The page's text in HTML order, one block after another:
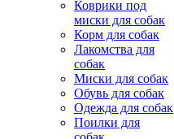
Коврики под
миски для собак
Корм для собак
Лакомства для
собак
Миски для собак
Обувь для собак
Одежда для собак
Поилки для